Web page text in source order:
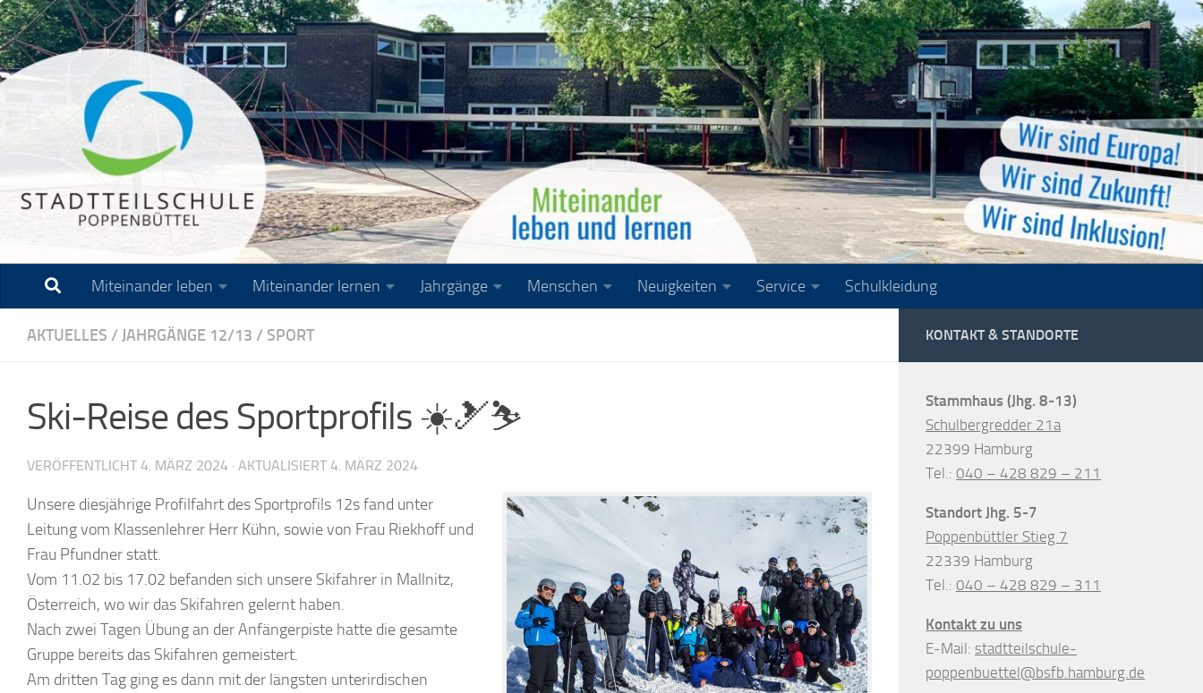
Zum Inhalt springen
Miteinander leben Miteinander lernen Jahrgänge Menschen Neuigkeiten Service Schulkleidung
AKTUELLES / JAHRGÄNGE 12/13 / SPORT
Ski-Reise des Sportprofils ☀️🎿⛷️
VERÖFFENTLICHT 4. MÄRZ 2024 · AKTUALISIERT 4. MÄRZ 2024
Unsere diesjährige Profilfahrt des Sportprofils 12s fand unter
Leitung vom Klassenlehrer Herr Kühn, sowie von Frau Riekhoff und
Frau Pfundner statt.
Vom 11.02 bis 17.02 befanden sich unsere Skifahrer in Mallnitz,
Österreich, wo wir das Skifahren gelernt haben.
Nach zwei Tagen Übung an der Anfängerpiste hatte die gesamte
Gruppe bereits das Skifahren gemeistert.
Am dritten Tag ging es dann mit der längsten unterirdischen
KONTAKT & STANDORTE
Stammhaus (Jhg. 8-13)
Schulbergredder 21a
22399 Hamburg
Tel.: 040 – 428 829 – 211
Standort Jhg. 5-7
Poppenbüttler Stieg 7
22339 Hamburg
Tel.: 040 – 428 829 – 311
Kontakt zu uns
E-Mail: stadtteilschule-
poppenbuettel@bsfb.hamburg.de